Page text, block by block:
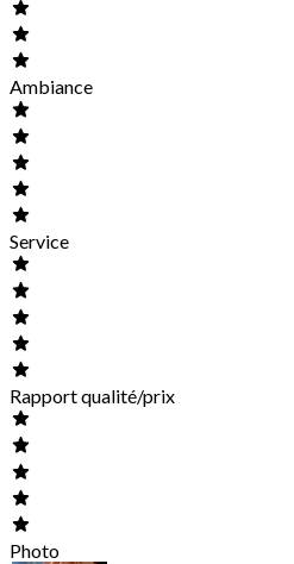
Ambiance
Service
Rapport qualité/prix
Photo